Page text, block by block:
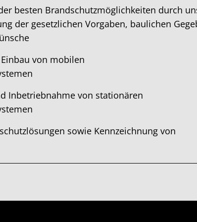
besten Brandschutzmöglichkeiten durch
der gesetzlichen Vorgaben, baulichen
von mobilen
Inbetriebnahme von stationären
sowie Kennzeichnung von